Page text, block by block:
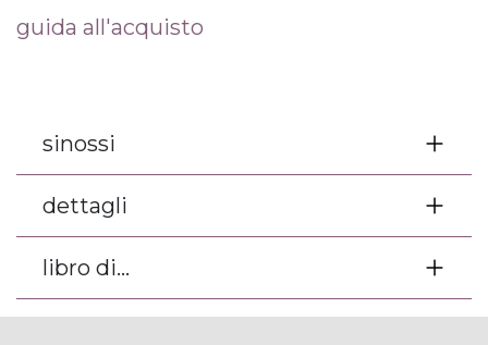
guida all'acquisto
sinossi
dettagli
libro di...